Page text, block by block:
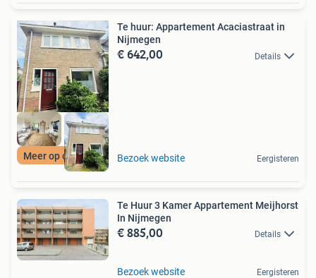
Meer op onze site
Te huur: Appartement Acaciastraat in
Nijmegen
€ 642,00 Details
Bezoek website Eergisteren
Te Huur 3 Kamer Appartement Meijhorst
In Nijmegen
€ 885,00 Details
Bezoek website Eergisteren